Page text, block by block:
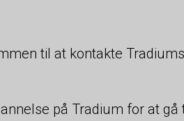
til at kontakte
på Tradium for at gå